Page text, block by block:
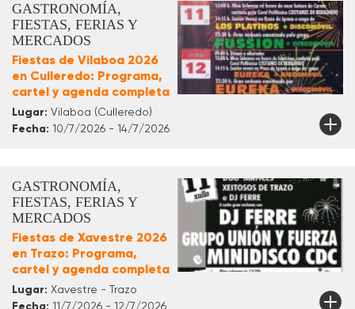
GASTRONOMÍA,
FIESTAS, FERIAS Y
MERCADOS
Fiestas de Vilaboa 2026
en Culleredo: Programa,
cartel y agenda completa
Lugar: Vilaboa (Culleredo)
Fecha: 10/7/2026 - 14/7/2026
GASTRONOMÍA,
FIESTAS, FERIAS Y
MERCADOS
Fiestas de Xavestre 2026
en Trazo: Programa,
cartel y agenda completa
Lugar: Xavestre - Trazo
11/7/2026 - 12/7/2026